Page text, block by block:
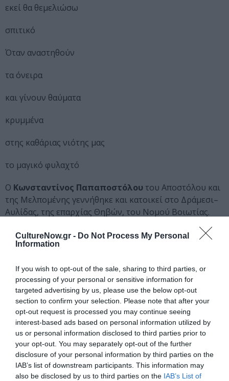
CultureNow.gr - Do Not Process My Personal
Information
If you wish to opt-out of the sale, sharing to third parties, or
processing of your personal or sensitive information for
targeted advertising by us, please use the below opt-out
section to confirm your selection. Please note that after your
opt-out request is processed you may continue seeing
interest-based ads based on personal information utilized by
us or personal information disclosed to third parties prior to
your opt-out. You may separately opt-out of the further
disclosure of your personal information by third parties on the
IAB’s list of downstream participants. This information may
also be disclosed by us to third parties on the IAB’s List of
εκεί θα θεμελιώσω
σπιτικό
Όταν αναστηθούν
τα όνειρα
και γίνουν θαύματα
κρυμμένα
στης καθάριας νιότης μας
το μαγικό φυλαχτό
O Κωνσταντίνος Παπαποστόλου του Αποστόλου και
της Μελπομένης γεννήθηκε και κατοικεί στο Δράμεσι–
Αυλίδας, της επαρχίας Θηβών, του Νομού Βοιωτίας.
Το πρώτο του βιβλίο, Η Εν Αυλίδι Ελεγεία,
κυκλοφόρησε από τις Εκδόσεις Γκοβόστη το 2001.
Η διαθήκη είναι το δεύτερο βιβλίο του.
Ταυτότητα
Πληροφορίες έκδοσης:ISBN: 960-446-223-0, Αριθμός
έκδοσης: 1η, Έτος, έκδοσης: 2014, Δέσιμο: Μαλακό
εξώφυλλο, Διαστάσεις: 14 Χ 21, Σελίδες: 48